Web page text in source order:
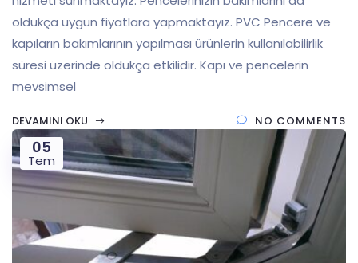
oldukça uygun fiyatlara yapmaktayız. PVC Pencere ve
kapıların bakımlarının yapılması ürünlerin kullanılabilirlik
süresi üzerinde oldukça etkilidir. Kapı ve pencelerin
mevsimsel
DEVAMINI OKU NO COMMENTS
05
Tem